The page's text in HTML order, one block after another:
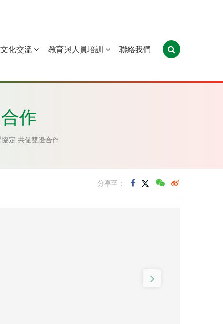
葡萄牙 聖多美和普林西比 東帝汶
文化交流 教育與人員培訓 聯絡我們
作
定 共促雙邊合作
分享至：